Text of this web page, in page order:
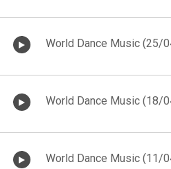
World Dance Music (25/
World Dance Music (18/
World Dance Music (11/